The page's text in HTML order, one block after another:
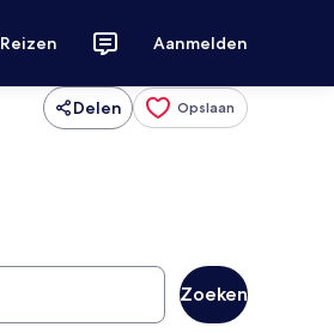
Reizen Aanmelden
Delen Opslaan
Zoeken